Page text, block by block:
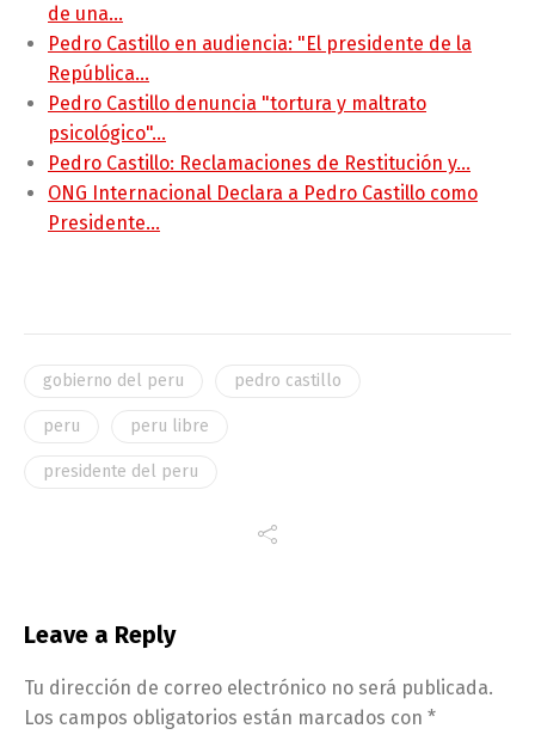
de una…
Pedro Castillo en audiencia: "El presidente de la
República…
Pedro Castillo denuncia "tortura y maltrato
psicológico"…
Pedro Castillo: Reclamaciones de Restitución y…
ONG Internacional Declara a Pedro Castillo como
Presidente…
gobierno del peru pedro castillo
peru peru libre
presidente del peru
Leave a Reply
Tu dirección de correo electrónico no será publicada.
Los campos obligatorios están marcados con *